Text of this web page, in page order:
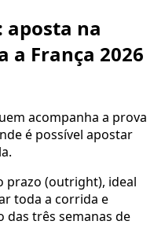
aposta na
a França 2026
acompanha a prova
é possível apostar
prazo (outright), ideal
toda a corrida e
três semanas de